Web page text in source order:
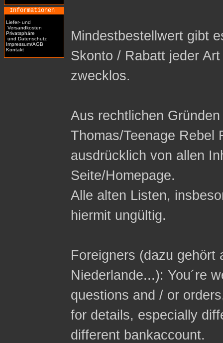
Informationen
Liefer- und
Versandkosten
Privatsphäre
und Datenschutz
Impressum/AGB
Kontakt
Mindestbestellwert gibt
Skonto / Rabatt jeder
zwecklos.
Aus rechtlichen
Thomas/Teenage Rebel
ausdrücklich von allen
Seite/Homepage.
Alle alten Listen,
hiermit ungültig.
Foreigners (dazu gehört
Niederlande...): You´re
questions and / or
for details, especially
different bankaccount.